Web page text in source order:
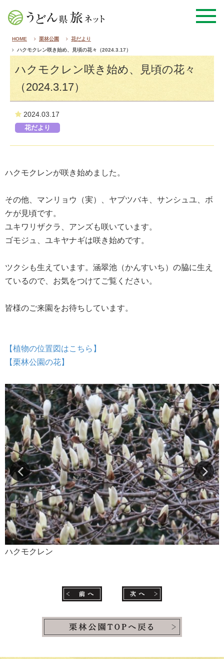
HOME 栗林公園
花だより
ハクモクレン咲き始め、見頃の花々（2024.3.17）
ハクモクレン咲き始め、見頃の花々
（2024.3.17）
2024.03.17
花だより
ハクモクレンが咲き始めました。
その他、マンリョウ（実）、ヤブツバキ、 サンシュユ、ボ
ケが見頃です。
ユキワリザクラ、アンズも咲いています。
ゴモジュ、ユキヤナギは咲き始めです。
ツクシも生えています。涵翠池（かんすいち）の脇に生え
ているので、お気をつけてご覧ください。
皆様のご来園をお待ちしています。
【植物の位置図はこちら】
【栗林公園の花】
ハクモクレン